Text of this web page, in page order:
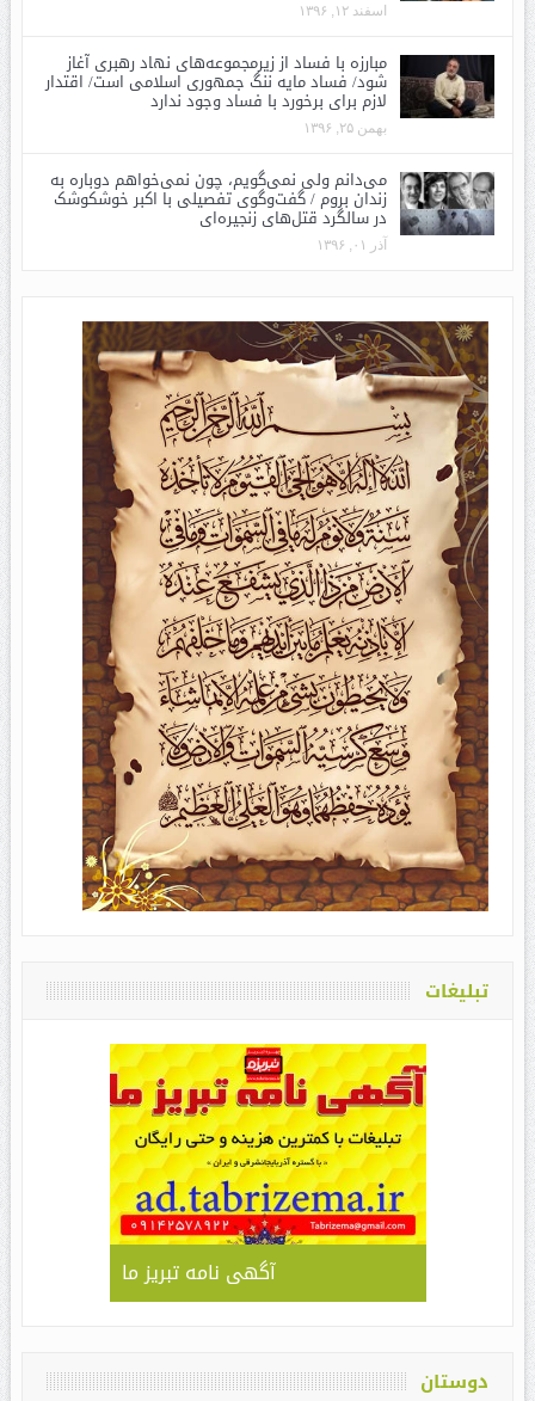
اسفند ۱۲, ۱۳۹۶
مبارزه با فساد از زیرمجموعه‌های نهاد رهبری آغاز
شود/ فساد مایه ننگ جمهوری اسلامی است/ اقتدار
لازم برای برخورد با فساد وجود ندارد
بهمن ۲۵, ۱۳۹۶
می‌دانم ولی نمی‌گویم، چون نمی‌خواهم دوباره به
زندان بروم / گفت‌وگوی تفصیلی با اکبر خوشکوشک
در سالگرد قتل‌های زنجیره‌ای
آذر ۰۱, ۱۳۹۶
تبلیغات
آگهی نامه تبریز ما
دوستان